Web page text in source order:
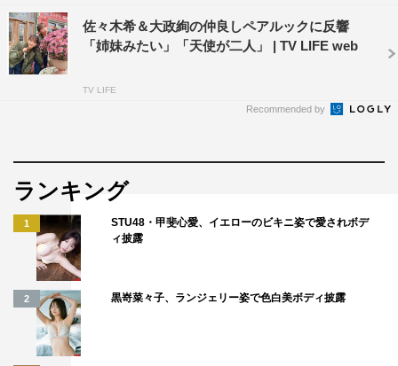
佐々木希＆大政絢の仲良しペアルックに反響
「姉妹みたい」「天使が二人」 | TV LIFE web
TV LIFE
Recommended by
ランキング
1
STU48・甲斐心愛、イエローのビキニ姿で愛されボデ
ィ披露
2 黒嵜菜々子、ランジェリー姿で色白美ボディ披露